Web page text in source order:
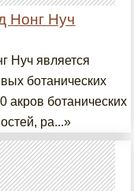
Нонг Нуч
Нуч является
ботанических
акров ботанических
ра...»